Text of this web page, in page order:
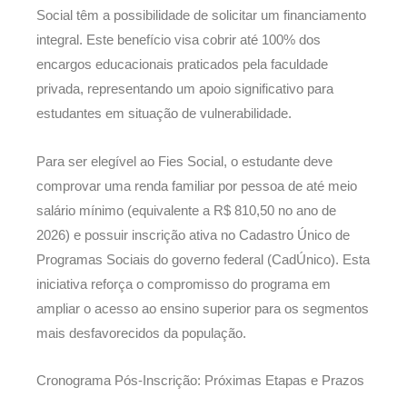
Social têm a possibilidade de solicitar um financiamento
integral. Este benefício visa cobrir até 100% dos
encargos educacionais praticados pela faculdade
privada, representando um apoio significativo para
estudantes em situação de vulnerabilidade.
Para ser elegível ao Fies Social, o estudante deve
comprovar uma renda familiar por pessoa de até meio
salário mínimo (equivalente a R$ 810,50 no ano de
2026) e possuir inscrição ativa no Cadastro Único de
Programas Sociais do governo federal (CadÚnico). Esta
iniciativa reforça o compromisso do programa em
ampliar o acesso ao ensino superior para os segmentos
mais desfavorecidos da população.
Cronograma Pós-Inscrição: Próximas Etapas e Prazos